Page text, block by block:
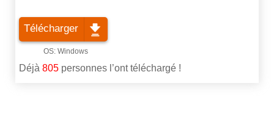
Télécharger
Déjà 805 personnes l’ont téléchargé !